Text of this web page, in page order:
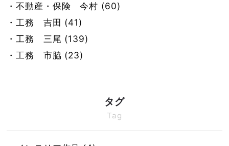
・不動産・保険 今村 (60)
・工務 吉田 (41)
・工務 三尾 (139)
・工務 市脇 (23)
タグ
Tag